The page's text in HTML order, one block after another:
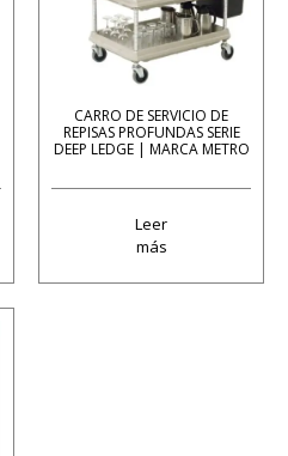
CARRO DE SERVICIO DE
REPISAS PROFUNDAS SERIE
DEEP LEDGE | MARCA METRO
Leer
más